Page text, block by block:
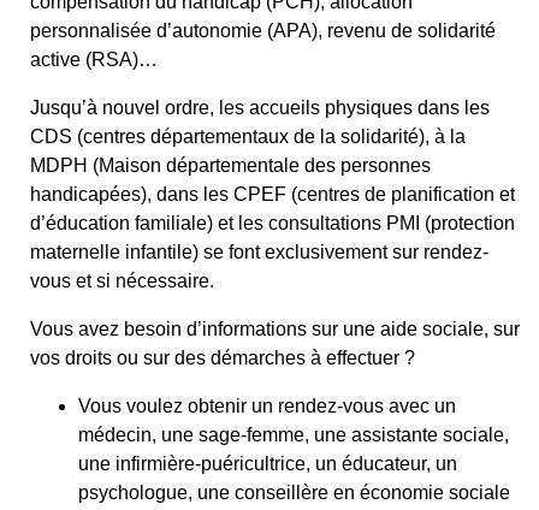
personnalisée d’autonomie (APA), revenu de solidarité
active (RSA)…
Jusqu’à nouvel ordre, les accueils physiques dans les
CDS (centres départementaux de la solidarité), à la
MDPH (Maison départementale des personnes
handicapées), dans les CPEF (centres de planification et
d’éducation familiale) et les consultations PMI (protection
maternelle infantile) se font exclusivement sur rendez-
vous et si nécessaire.
Vous avez besoin d’informations sur une aide sociale, sur
vos droits ou sur des démarches à effectuer ?
Vous voulez obtenir un rendez-vous avec un
médecin, une sage-femme, une assistante sociale,
une infirmière-puéricultrice, un éducateur, un
psychologue, une conseillère en économie sociale